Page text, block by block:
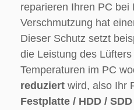
reparieren Ihren PC
Verschmutzung hat
Dieser Schutz setzt
die Leistung des
Temperaturen im PC
reduziert wird, also Ihr
Festplatte / HDD / SDD